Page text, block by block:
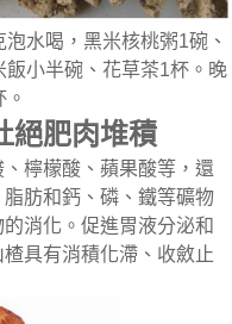
水喝，黑米核桃粥1碗、
小半碗、花草茶1杯。晚
絕肥肉堆積
檸檬酸、蘋果酸等，還
肪和鈣、磷、鐵等礦物
消化。促進胃液分泌和
具有消積化滯、收斂止